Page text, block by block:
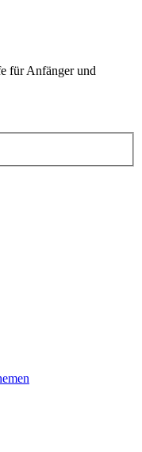
für Anfänger und